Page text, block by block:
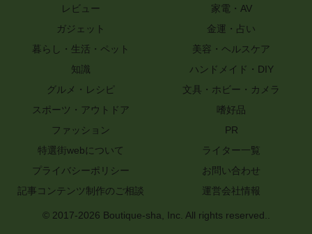
レビュー
家電・AV
ガジェット
金運・占い
暮らし・生活・ペット
美容・ヘルスケア
知識
ハンドメイド・DIY
グルメ・レシピ
文具・ホビー・カメラ
スポーツ・アウトドア
嗜好品
ファッション
PR
特選街webについて
ライター一覧
プライバシーポリシー
お問い合わせ
記事コンテンツ制作のご相談
運営会社情報
© 2017-2026 Boutique-sha, Inc. All rights reserved..